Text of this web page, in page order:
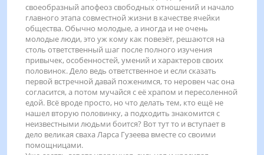
своеобразный апофеоз свободных отношений и начало
главного этапа совместной жизни в качестве ячейки
общества. Обычно молодые, а иногда и не очень
молодые люди, это уж кому как повезёт, решаются на
столь ответственный шаг после полного изучения
привычек, особенностей, умений и характеров своих
половинок. Дело ведь ответственное и если сказать
первой встречной давай поженимся, то неровен час она
согласится, а потом мучайся с её храпом и пересоленной
едой. Всё вроде просто, но что делать тем, кто ещё не
нашел вторую половинку, а подходить знакомится с
неизвестными людьми боится? Вот тут то и вступает в
дело великая сваха Ларса Гузеева вместе со своими
помощницами.